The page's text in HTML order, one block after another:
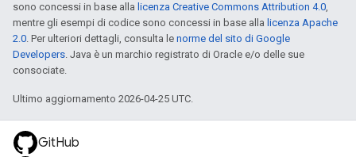
sono concessi in base alla licenza Creative Commons Attribution 4.0,
mentre gli esempi di codice sono concessi in base alla licenza Apache
2.0. Per ulteriori dettagli, consulta le norme del sito di Google
Developers. Java è un marchio registrato di Oracle e/o delle sue
consociate.
Ultimo aggiornamento 2026-04-25 UTC.
GitHub